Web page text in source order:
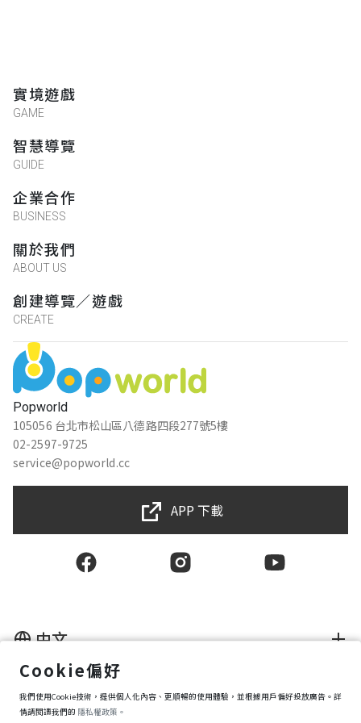
Popworld
105056 台北市松山區八德路四段277號5樓
02-2597-9725
service@popworld.cc
實境遊戲
GAME
智慧導覽
GUIDE
企業合作
BUSINESS
關於我們
ABOUT US
創建導覽／遊戲
CREATE
APP 下載
隱私權保護政策
資訊安全政策
中文
Cookie偏好
我們使用Cookie技術，提供個人化內容、更順暢的使用體驗，並根據用戶偏好投放廣告。詳
情請閱讀我們的 隱私權政策。